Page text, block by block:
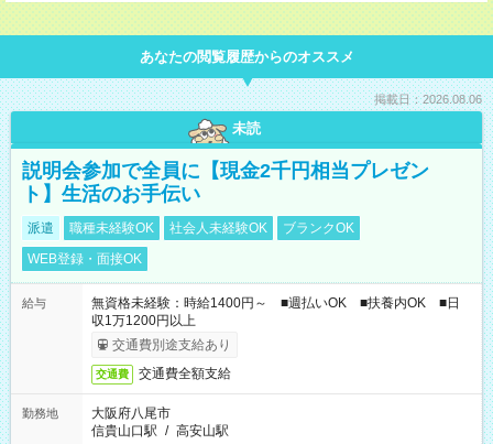
あなたの閲覧履歴からのオススメ
掲載日：2026.08.06
未読
説明会参加で全員に【現金2千円相当プレゼン
ト】生活のお手伝い
派遣 職種未経験OK 社会人未経験OK
ブランクOK
WEB登録・面接OK
給与
無資格未経験：時給1400円～ ■週払いOK ■扶養内OK ■日
収1万1200円以上
交通費別途支給あり
交通費 交通費全額支給
勤務地
大阪府八尾市
信貴山口駅 / 高安山駅